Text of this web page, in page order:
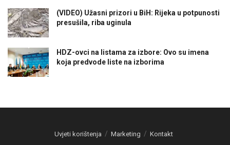
(VIDEO) Užasni prizori u BiH: Rijeka u potpunosti
presušila, riba uginula
HDZ-ovci na listama za izbore: Ovo su imena
koja predvode liste na izborima
Uvjeti korištenja Marketing Kontakt